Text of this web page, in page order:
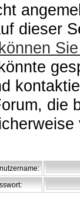
dieser
die